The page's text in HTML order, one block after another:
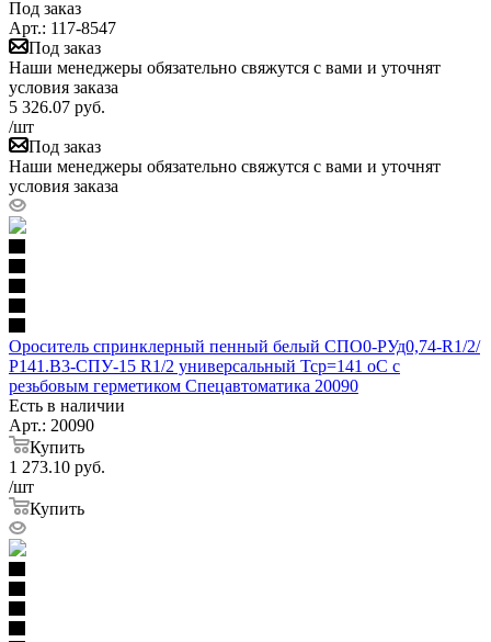
Под заказ
Арт.: 117-8547
Под заказ
Наши менеджеры обязательно свяжутся с вами и уточнят
условия заказа
5 326.07 руб.
/шт
Под заказ
Наши менеджеры обязательно свяжутся с вами и уточнят
условия заказа
Ороситель спринклерный пенный белый СПО0-РУд0,74-R1/2/
Р141.В3-СПУ-15 R1/2 универсальный Тср=141 оС с
резьбовым герметиком Спецавтоматика 20090
Есть в наличии
Арт.: 20090
Купить
1 273.10 руб.
/шт
Купить